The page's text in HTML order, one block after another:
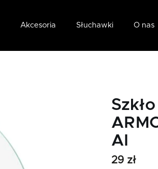
Akcesoria Słuchawki O nas
AI
29 zł